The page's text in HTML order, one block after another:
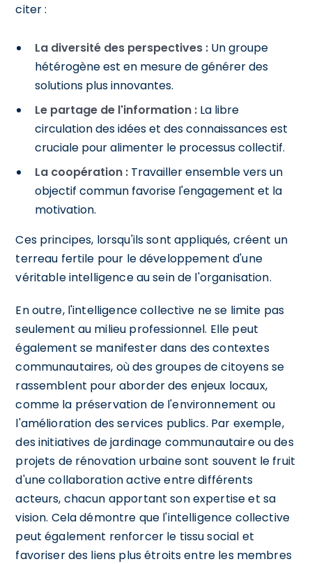
citer :
La diversité des perspectives : Un groupe
hétérogène est en mesure de générer des
solutions plus innovantes.
Le partage de l'information : La libre
circulation des idées et des connaissances est
cruciale pour alimenter le processus collectif.
La coopération : Travailler ensemble vers un
objectif commun favorise l'engagement et la
motivation.
Ces principes, lorsqu'ils sont appliqués, créent un
terreau fertile pour le développement d'une
véritable intelligence au sein de l'organisation.
En outre, l'intelligence collective ne se limite pas
seulement au milieu professionnel. Elle peut
également se manifester dans des contextes
communautaires, où des groupes de citoyens se
rassemblent pour aborder des enjeux locaux,
comme la préservation de l'environnement ou
l'amélioration des services publics. Par exemple,
des initiatives de jardinage communautaire ou des
projets de rénovation urbaine sont souvent le fruit
d'une collaboration active entre différents
acteurs, chacun apportant son expertise et sa
vision. Cela démontre que l'intelligence collective
peut également renforcer le tissu social et
favoriser des liens plus étroits entre les membres